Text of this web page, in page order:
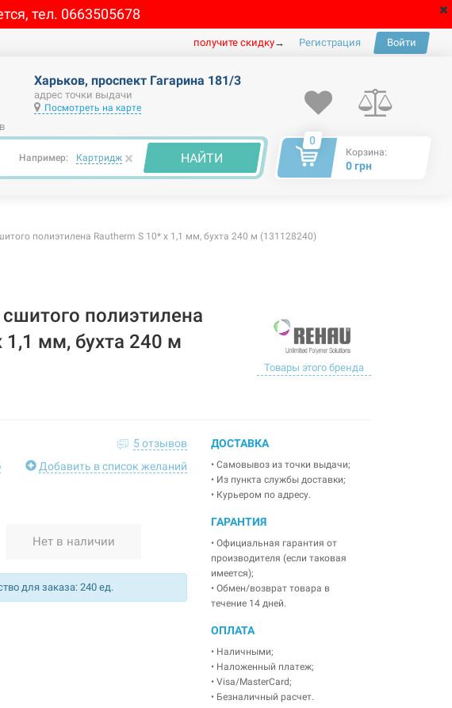
тел. 0663505678
получите скидку→ Регистрация Войти
Харьков, проспект Гагарина 181/3
адрес точки выдачи
Посмотреть на карте
Например: Картридж × НАЙТИ
0
Корзина:
0 грн
полиэтилена Rautherm S 10* x 1,1 мм, бухта 240 м (131128240)
сшитого полиэтилена
1,1 мм, бухта 240 м
Товары этого бренда
5 отзывов
Добавить в список желаний
Нет в наличии
для заказа: 240 ед.
ДОСТАВКА
• Самовывоз из точки выдачи;
• Из пункта службы доставки;
• Курьером по адресу.
ГАРАНТИЯ
• Официальная гарантия от
производителя (если таковая
имеется);
• Обмен/возврат товара в
течение 14 дней.
ОПЛАТА
• Наличными;
• Наложенный платеж;
• Visa/MasterCard;
• Безналичный расчет.